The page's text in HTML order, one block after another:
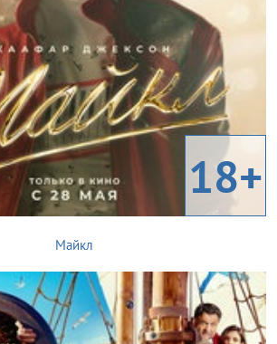
18+
Майкл